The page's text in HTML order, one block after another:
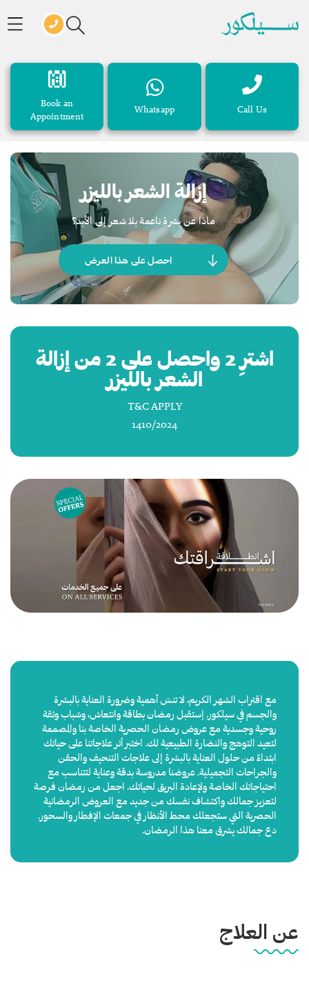
Call Us
Whatsapp
Book an
Appointment
إزالة الشعر بالليزر
ماذا عن بشرة ناعمة بلا شعر إلى الأبد؟
احصل على هذا العرض
اشترِ 2 واحصل على 2 من إزالة
الشعر بالليزر
T&C APPLY
1410/2024
مع اقتراب الشهر الكريم، لا تنسَ أهمية وضرورة العناية بالبشرة
والجسم في سيلكور. اِستقبل رمضان بطاقة وانتعاش، وشباب وثقة
روحية وجسدية مع عروض رمضان الحصرية الخاصة بنا والمصممة
لتعيد التوهج والنضارة الطبيعية لك. اختبر أثر علاجاتنا على حياتك
ابتداءً من حلول العناية بالبشرة إلى علاجات التنحيف والحقن
والجراحات التجميلية. عروضنا مدروسة بدقة وعناية لتتناسب مع
احتياجاتك الخاصة ولإعادة البريق لحياتك. اجعل من رمضان فرصة
لتعزيز جمالك واكتشاف نفسك من جديد مع العروض الرمضانية
الحصرية التي ستجعلك محط الأنظار في جمعات الإفطار والسحور.
دع جمالك يشرق معنا هذا الرمضان.
عن العلاج